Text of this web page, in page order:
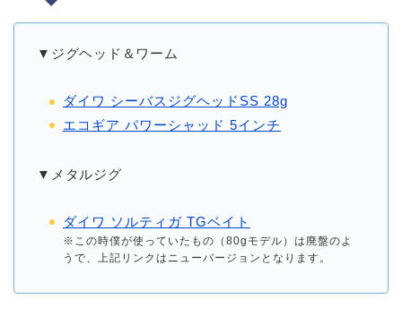
▼ジグヘッド＆ワーム
ダイワ シーバスジグヘッドSS 28g
エコギア パワーシャッド 5インチ
▼メタルジグ
ダイワ ソルティガ TGベイト
※この時僕が使っていたもの（80gモデル）は廃盤のよ
うで、上記リンクはニューバージョンとなります。